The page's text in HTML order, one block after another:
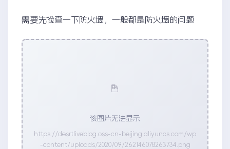
需要先检查一下防火墙，一般都是防火墙的问题
该图片无法显示
https://desrtliveblog.oss-cn-beijing.aliyuncs.com/wp
-content/uploads/2020/09/262146078263734.png